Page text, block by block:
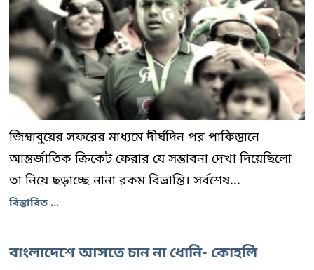
জিম্বাবুয়ের সফরের মাধ্যমে দীর্ঘদিন পর পাকিস্তানে
আন্তর্জাতিক ক্রিকেট ফেরার যে সম্ভাবনা দেখা দিয়েছিলো
তা নিয়ে ছড়াচ্ছে নানা রকম বিভ্রান্তি। সর্বশেষ...
বিস্তারিত ...
বাংলাদেশে আসতে চান না ধোনি- কোহলি